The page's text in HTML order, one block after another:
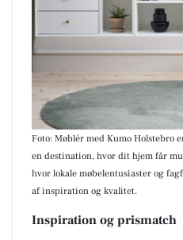
Foto: Møblér med Kumo Holstebro
en destination, hvor dit hjem får
hvor lokale møbelentusiaster og
af inspiration og kvalitet.
Inspiration og prismatch